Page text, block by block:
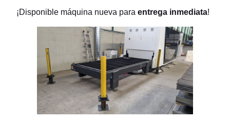
¡Disponible máquina nueva paraentrega inmediata!